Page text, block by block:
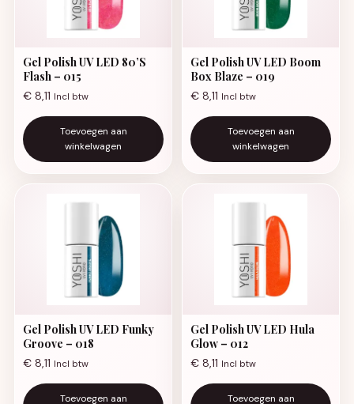
Gel Polish UV LED 80’S
Flash – 015
€ 8,11 Incl btw
Toevoegen aan
winkelwagen
Gel Polish UV LED Boom
Box Blaze – 019
€ 8,11 Incl btw
Toevoegen aan
winkelwagen
Gel Polish UV LED Funky
Groove – 018
€ 8,11 Incl btw
Toevoegen aan
Gel Polish UV LED Hula
Glow – 012
€ 8,11 Incl btw
Toevoegen aan